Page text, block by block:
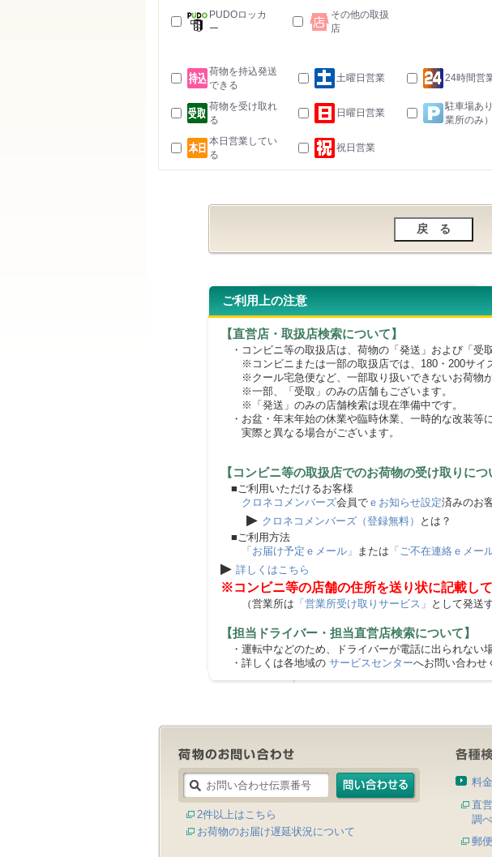
PUDOロッカ
ー
その他の取扱
店
荷物を持込発送
できる
土曜日営業 24時間営
荷物を受け取れ
る
日曜日営業
駐車場あ
業所のみ）
本日営業してい
る
祝日営業
ご利用上の注意
【直営店・取扱店検索について】
・コンビニ等の取扱店は、荷物の「発送」および「受
※コンビニまたは一部の取扱店では、180・200サイズ
※クール宅急便など、一部取り扱いできないお荷物が
※一部、「受取」のみの店舗もございます。
※「発送」のみの店舗検索は現在準備中です。
・お盆・年末年始の休業や臨時休業、一時的な改装等
実際と異なる場合がございます。
【コンビニ等の取扱店でのお荷物の受け取りに
■ご利用いただけるお客様
クロネコメンバーズ会員で ｅお知らせ設定済みのお
▶ クロネコメンバーズ（登録無料）
とは？
■ご利用方法
「お届け予定ｅメール」 または 「ご不在連絡ｅメール
▶ 詳しくはこちら
※コンビニ等の店舗の住所を送り状に記載し
（営業所は 「営業所受け取りサービス」 として発送
【担当ドライバー・担当直営店検索について】
・運転中などのため、ドライバーが電話に出られない
・詳しくは各地域の サービスセンターへお問い合わせ
2件以上はこちら
お荷物のお届け遅延状況について
料
直
調
郵